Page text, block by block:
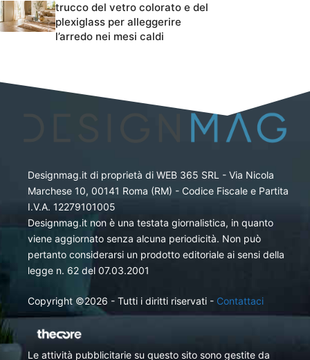
trucco del vetro colorato e del
plexiglass per alleggerire
l’arredo nei mesi caldi
Designmag.it di proprietà di WEB 365 SRL - Via Nicola
Marchese 10, 00141 Roma (RM) - Codice Fiscale e Partita
I.V.A. 12279101005
Designmag.it non è una testata giornalistica, in quanto
viene aggiornato senza alcuna periodicità. Non può
pertanto considerarsi un prodotto editoriale ai sensi della
legge n. 62 del 07.03.2001
Copyright ©2026 - Tutti i diritti riservati - Contattaci
Le attività pubblicitarie su questo sito sono gestite da